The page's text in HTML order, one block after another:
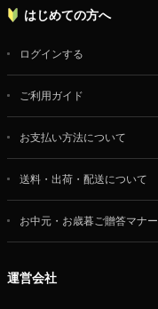
はじめての方へ
ログインする
ご利用ガイド
お支払い方法について
送料・出荷・配送について
お中元・お歳暮ご贈答マナー
運営会社